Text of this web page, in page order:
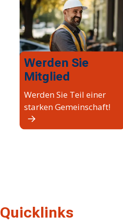
Werden Sie
Mitglied
Werden Sie Teil einer
starken Gemeinschaft!
Quicklinks